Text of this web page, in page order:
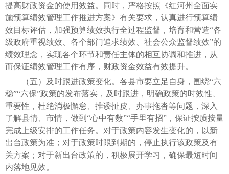
提高财政资金的使用效益。同时，严格按照《红河州全面实
施预算绩效管理工作推进方案》有关要求，认真进行预算绩
效目标评估，加强预算绩效执行全过程监督，培育和营造“各
级政府重视绩效、各个部门追求绩效、社会公众监督绩效”的
绩效理念，实现各个环节和责任主体的相互协调和推进，从
而保证绩效管理工作有序，财政资金效益有效提升。
（五）及时跟进政策变化。各县市要立足自身，围绕“六
稳”“六保”政策的发布落实，及时跟进，明确政策的时效性、
重要性，杜绝消极懈怠、推诿扯皮、办事拖沓等问题，深入
了解县情、市情，做到“心中有数”“手里有招”，保证按质按量
完成上级安排的工作任务。对于政策内容发生变化的，以新
出台政策为准；对于政策时限到期的，停止执行该政策及有
关方案；对于新出台政策的，积极展开学习，确保最短时间
内落地见效。